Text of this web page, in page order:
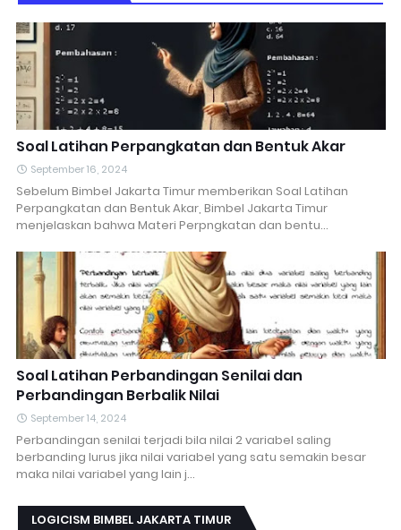
Soal Latihan Perpangkatan dan Bentuk Akar
September 16, 2024
Sebelum Bimbel Jakarta Timur memberikan Soal Latihan
Perpangkatan dan Bentuk Akar, Bimbel Jakarta Timur
menjelaskan bahwa Materi Perpngkatan dan bentu…
Soal Latihan Perbandingan Senilai dan
Perbandingan Berbalik Nilai
September 14, 2024
Perbandingan senilai terjadi bila nilai 2 variabel saling
berbanding lurus jika nilai variabel yang satu semakin besar
maka nilai variabel yang lain j…
LOGICISM BIMBEL JAKARTA TIMUR